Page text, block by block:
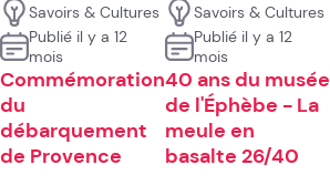
Savoirs & Cultures
Publié il y a 12
mois
Commémoration
du
débarquement
de Provence
Savoirs & Cultures
Publié il y a 12
mois
40 ans du musée
de l'Éphèbe - La
meule en
basalte 26/40